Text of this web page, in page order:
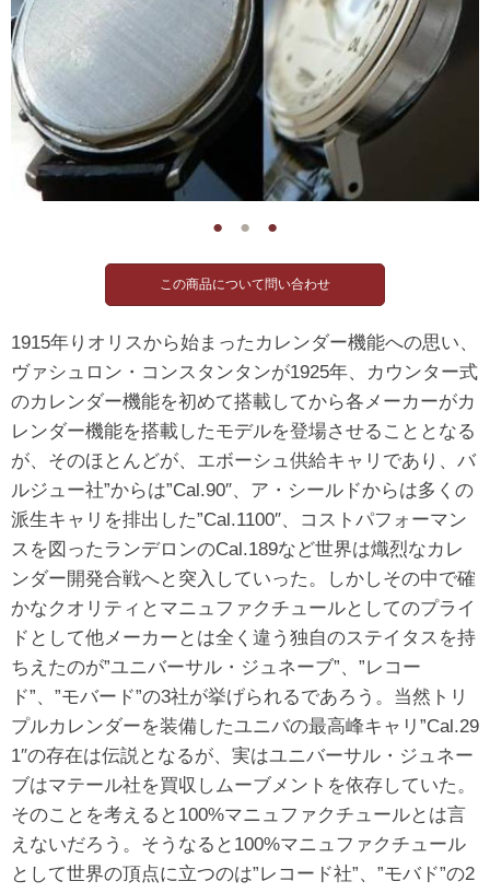
● ● ●
1915年りオリスから始まったカレンダー機能への思い、
ヴァシュロン・コンスタンタンが1925年、カウンター式
のカレンダー機能を初めて搭載してから各メーカーがカ
レンダー機能を搭載したモデルを登場させることとなる
が、そのほとんどが、エボーシュ供給キャリであり、バ
ルジュー社”からは”Cal.90″、ア・シールドからは多くの
派生キャリを排出した”Cal.1100″、コストパフォーマン
スを図ったランデロンのCal.189など世界は熾烈なカレ
ンダー開発合戦へと突入していった。しかしその中で確
かなクオリティとマニュファクチュールとしてのプライ
ドとして他メーカーとは全く違う独自のステイタスを持
ちえたのが”ユニバーサル・ジュネーブ”、”レコー
ド”、”モバード”の3社が挙げられるであろう。当然トリ
プルカレンダーを装備したユニバの最高峰キャリ”Cal.29
1″の存在は伝説となるが、実はユニバーサル・ジュネー
ブはマテール社を買収しムーブメントを依存していた。
そのことを考えると100%マニュファクチュールとは言
えないだろう。そうなると100%マニュファクチュール
として世界の頂点に立つのは”レコード社”、”モバド”の2